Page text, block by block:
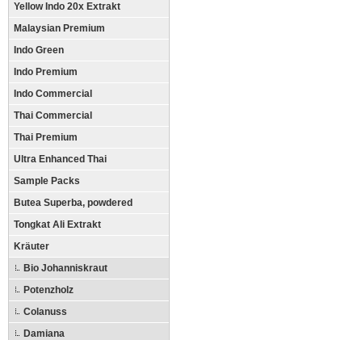
Yellow Indo 20x Extrakt
Malaysian Premium
Indo Green
Indo Premium
Indo Commercial
Thai Commercial
Thai Premium
Ultra Enhanced Thai
Sample Packs
Butea Superba, powdered
Tongkat Ali Extrakt
Kräuter
Bio Johanniskraut
Potenzholz
Colanuss
Damiana